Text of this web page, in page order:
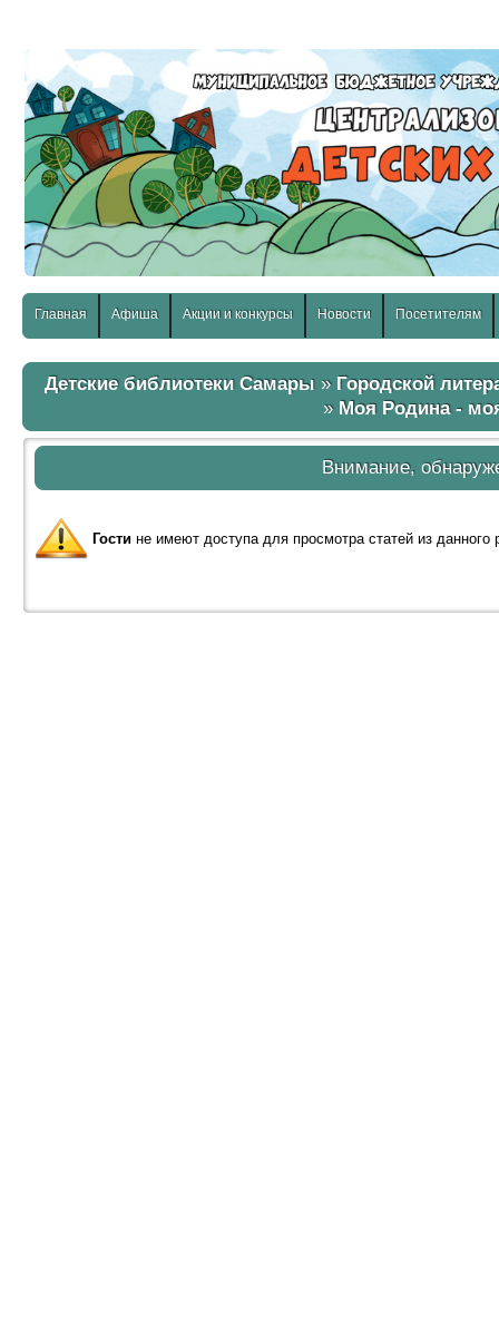
Главная Афиша Акции и конкурсы Новости Посетителям
Детские библиотеки Самары » Городской
» Моя Родина -
Внимание,
Гости не имеют доступа для просмотра статей из данного